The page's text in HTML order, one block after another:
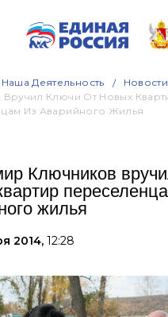
Наша Деятельность Новости
Ключи От Новых
Из Аварийного Жилья
Ключников
жилья
2014, 12:28